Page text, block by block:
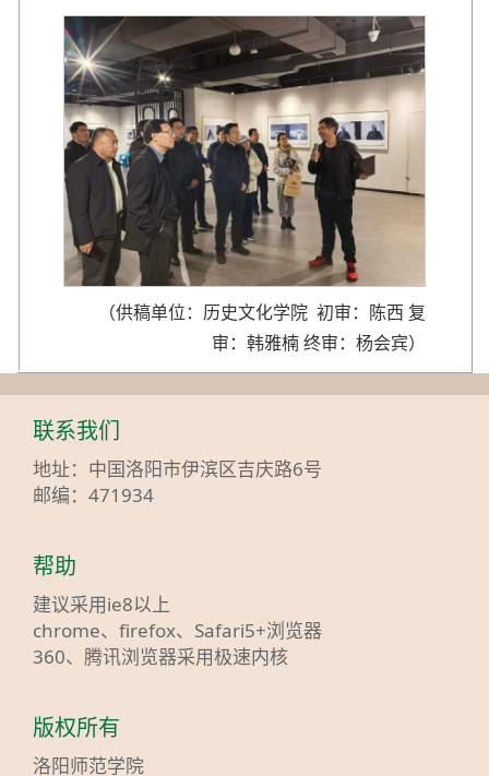
（供稿单位：历史文化学院 初审：陈西 复
审：韩雅楠 终审：杨会宾）
联系我们
地址：中国洛阳市伊滨区吉庆路6号
邮编：471934
帮助
建议采用ie8以上
chrome、firefox、Safari5+浏览器
360、腾讯浏览器采用极速内核
版权所有
洛阳师范学院